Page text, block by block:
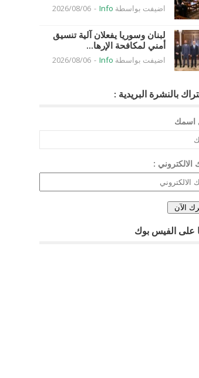
اضيفت بواسطة Info
-
2026/08/06
لبنان وسوريا يفعلان آلية تنسيق
أمني لمكافحة الإرها...
اضيفت بواسطة Info
-
2026/08/06
بالنشرة البريدية :
اسمك
الالكتروني :
على الفيس بوك